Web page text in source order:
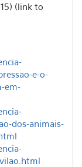
(link to
e-o-
em-
dos-animais-